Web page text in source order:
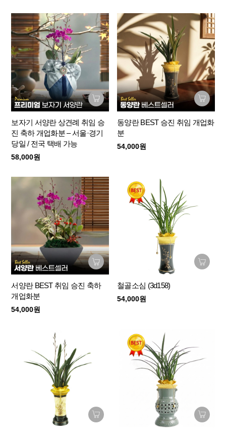
보자기 서양란 상견례 취임 승
진 축하 개업화분 – 서울·경기
당일 / 전국 택배 가능
58,000원
동양란 BEST 승진 취임 개업화
분
54,000원
서양란 BEST 취임 승진 축하
개업화분
54,000원
철골소심 (3d158)
54,000원